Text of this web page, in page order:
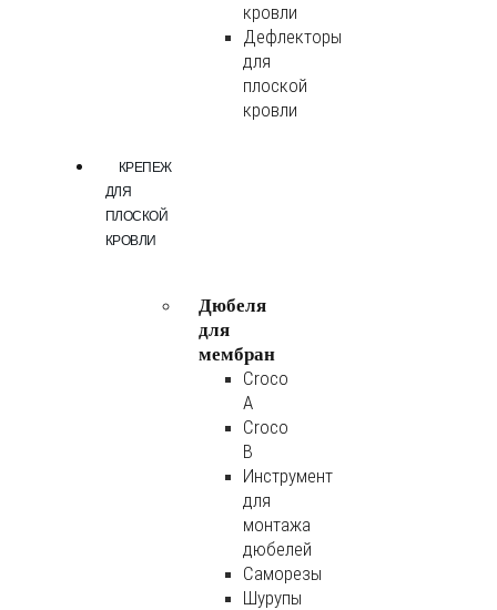
кровли
Дефлекторы
для
плоской
кровли
КРЕПЕЖ
ДЛЯ
ПЛОСКОЙ
КРОВЛИ
Дюбеля
для
мембран
Croco
A
Croco
B
Инструмент
для
монтажа
дюбелей
Саморезы
Шурупы